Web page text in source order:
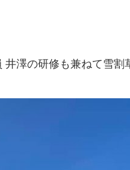
澤の研修も兼ねて雪割